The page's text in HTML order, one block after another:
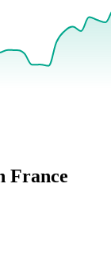
France